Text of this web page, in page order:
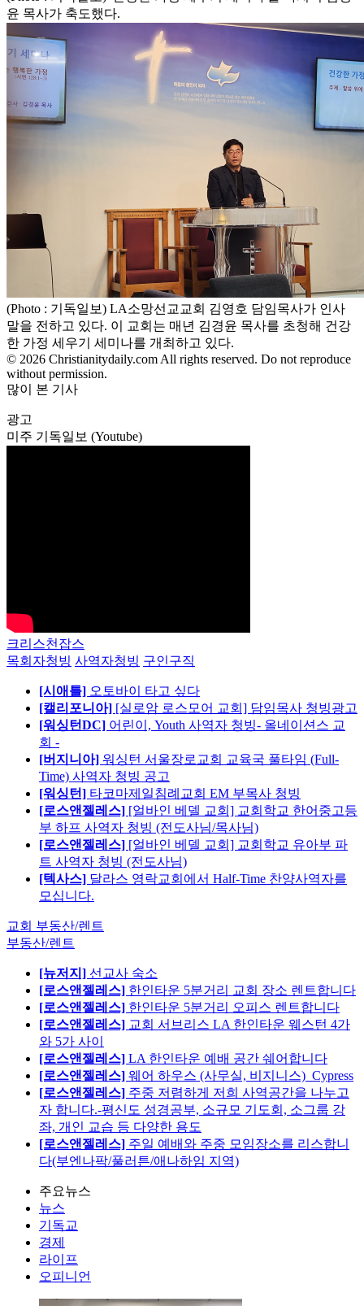
윤 목사가 축도했다.
(Photo : 기독일보) LA소망선교교회 김영호 담임목사가 인사
말을 전하고 있다. 이 교회는 매년 김경윤 목사를 초청해 건강
한 가정 세우기 세미나를 개최하고 있다.
© 2026 Christianitydaily.com All rights reserved. Do not reproduce
without permission.
많이 본 기사
광고
미주 기독일보 (Youtube)
크리스천잡스
목회자청빙 사역자청빙 구인구직
[시애틀] 오토바이 타고 싶다
[캘리포니아] [실로암 로스모어 교회] 담임목사 청빙광고
[워싱턴DC] 어린이, Youth 사역자 청빙- 올네이션스 교
회 -
[버지니아] 워싱턴 서울장로교회 교육국 풀타임 (Full-
Time) 사역자 청빙 공고
[워싱턴] 타코마제일침례교회 EM 부목사 청빙
[로스앤젤레스] [얼바인 베델 교회] 교회학교 한어중고등
부 하프 사역자 청빙 (전도사님/목사님)
[로스앤젤레스] [얼바인 베델 교회] 교회학교 유아부 파
트 사역자 청빙 (전도사님)
[텍사스] 달라스 영락교회에서 Half-Time 찬양사역자를
모십니다.
교회 부동산/렌트
부동산/렌트
[뉴저지] 선교사 숙소
[로스앤젤레스] 한인타운 5분거리 교회 장소 렌트합니다
[로스앤젤레스] 한인타운 5분거리 오피스 렌트합니다
[로스앤젤레스] 교회 서브리스 LA 한인타운 웨스턴 4가
와 5가 사이
[로스앤젤레스] LA 한인타운 예배 공간 쉐어합니다
[로스앤젤레스] 웨어 하우스 (사무실, 비지니스)_Cypress
[로스앤젤레스] 주중 저렴하게 저희 사역공간을 나누고
자 합니다.-평신도 성경공부, 소규모 기도회, 소그룹 강
좌, 개인 교습 등 다양한 용도
[로스앤젤레스] 주일 예배와 주중 모임장소를 리스합니
다(부엔나팍/풀러튼/애나하임 지역)
주요뉴스
뉴스
기독교
경제
라이프
오피니언